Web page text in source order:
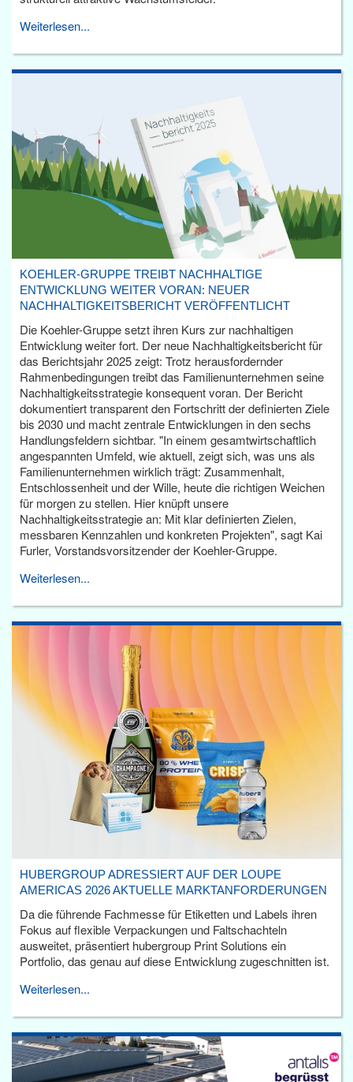
Weiterlesen...
KOEHLER-GRUPPE TREIBT NACHHALTIGE
ENTWICKLUNG WEITER VORAN: NEUER
NACHHALTIGKEITSBERICHT VERÖFFENTLICHT
Die Koehler-Gruppe setzt ihren Kurs zur nachhaltigen
Entwicklung weiter fort. Der neue Nachhaltigkeitsbericht für
das Berichtsjahr 2025 zeigt: Trotz herausfordernder
Rahmenbedingungen treibt das Familienunternehmen seine
Nachhaltigkeitsstrategie konsequent voran. Der Bericht
dokumentiert transparent den Fortschritt der definierten Ziele
bis 2030 und macht zentrale Entwicklungen in den sechs
Handlungsfeldern sichtbar. "In einem gesamtwirtschaftlich
angespannten Umfeld, wie aktuell, zeigt sich, was uns als
Familienunternehmen wirklich trägt: Zusammenhalt,
Entschlossenheit und der Wille, heute die richtigen Weichen
für morgen zu stellen. Hier knüpft unsere
Nachhaltigkeitsstrategie an: Mit klar definierten Zielen,
messbaren Kennzahlen und konkreten Projekten", sagt Kai
Furler, Vorstandsvorsitzender der Koehler-Gruppe.
Weiterlesen...
HUBERGROUP ADRESSIERT AUF DER LOUPE
AMERICAS 2026 AKTUELLE MARKTANFORDERUNGEN
Da die führende Fachmesse für Etiketten und Labels ihren
Fokus auf flexible Verpackungen und Faltschachteln
ausweitet, präsentiert hubergroup Print Solutions ein
Portfolio, das genau auf diese Entwicklung zugeschnitten ist.
Weiterlesen...